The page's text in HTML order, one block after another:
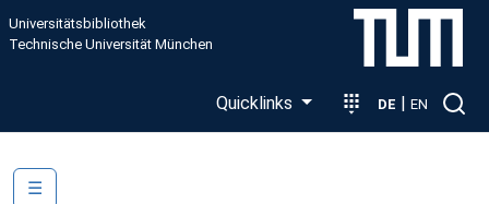
Direkt zum Inhalt
Universitätsbibliothek
Technische Universität München
Quicklinks DE | EN
☰